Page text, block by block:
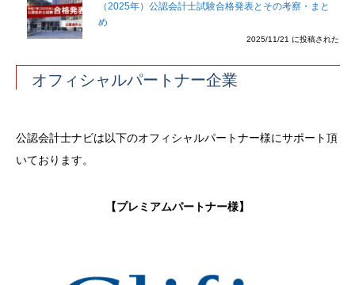
（2025年）公認会計士試験合格発表とその考察・まと
め
2025/11/21 に投稿された
オフィシャルパートナー企業
公認会計士ナビは以下のオフィシャルパートナー様にサポート頂
いております。
【プレミアムパートナー様】